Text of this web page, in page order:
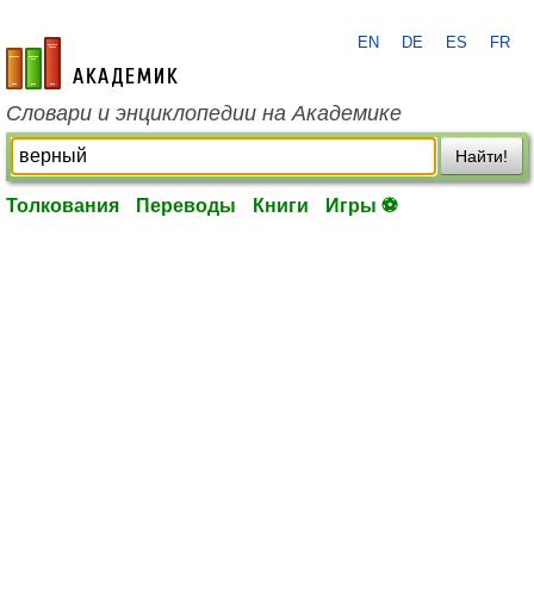
academic.ru
EN DE ES FR
Словари и энциклопедии на Академике
Найти!
Толкования Переводы Книги Игры ⚽